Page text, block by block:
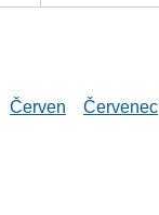
Červen Červenec